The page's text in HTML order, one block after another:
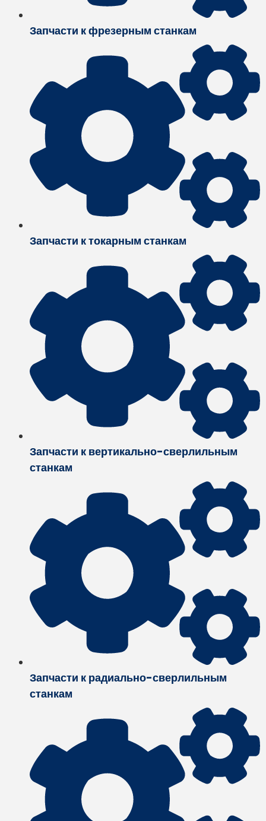
Запчасти к фрезерным станкам
Запчасти к токарным станкам
Запчасти к вертикально-сверлильным
станкам
Запчасти к радиально-сверлильным
станкам